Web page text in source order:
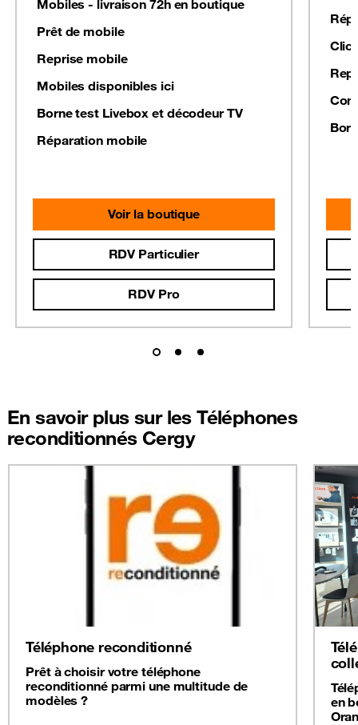
Mobiles - livraison 72h en boutique
Prêt de mobile
Reprise mobile
Mobiles disponibles ici
Borne test Livebox et décodeur TV
Réparation mobile
Voir la boutique
RDV Particulier
RDV Pro
En savoir plus sur les Téléphones
reconditionnés Cergy
Téléphone reconditionné
Prêt à choisir votre téléphone
reconditionné parmi une multitude de
modèles ?
en